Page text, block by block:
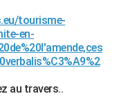
tourisme-
en-
au travers..